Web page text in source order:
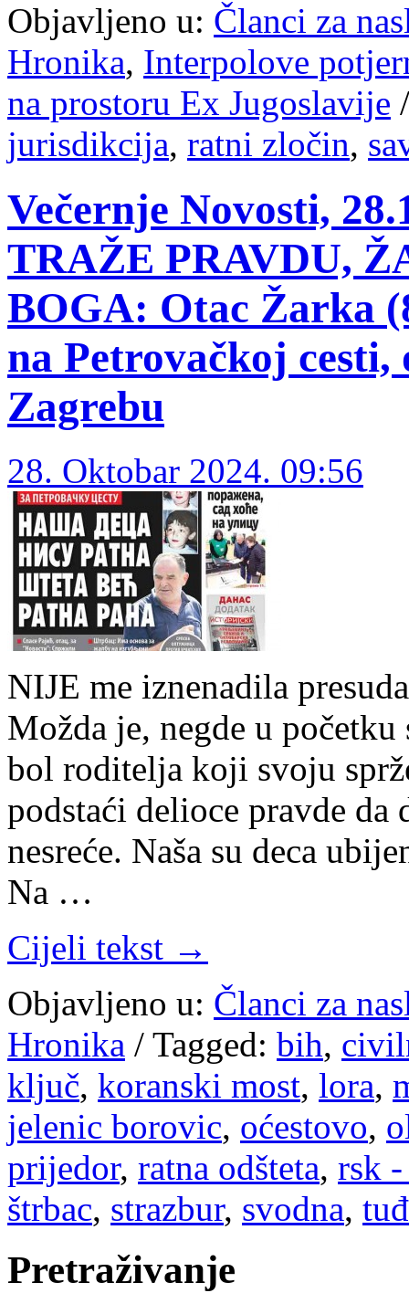
Objavljeno u: Članci za
Hronika, Interpolove
na prostoru Ex Jugoslavije
jurisdikcija, ratni zločin,
Večernje Novosti,
TRAŽE PRAVDU,
BOGA: Otac Žarka
na Petrovačkoj cesti,
Zagrebu
28. Oktobar 2024. 09:56
NIJE me iznenadila
Možda je, negde u
bol roditelja koji svoju
podstaći delioce pravde da
nesreće. Naša su deca
Na …
Cijeli tekst →
Objavljeno u: Članci za
Hronika / Tagged: bih,
ključ, koranski most, lora,
jelenic borovic, oćestovo,
prijedor, ratna odšteta, rsk
štrbac, strazbur, svodna,
Pretraživanje